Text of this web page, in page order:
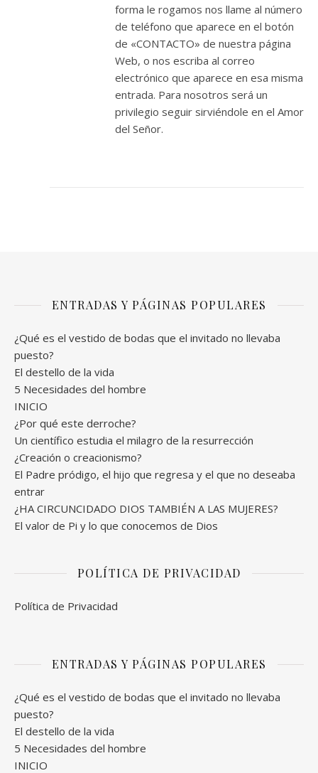
forma le rogamos nos llame al número
de teléfono que aparece en el botón
de «CONTACTO» de nuestra página
Web, o nos escriba al correo
electrónico que aparece en esa misma
entrada. Para nosotros será un
privilegio seguir sirviéndole en el Amor
del Señor.
ENTRADAS Y PÁGINAS POPULARES
¿Qué es el vestido de bodas que el invitado no llevaba
puesto?
El destello de la vida
5 Necesidades del hombre
INICIO
¿Por qué este derroche?
Un científico estudia el milagro de la resurrección
¿Creación o creacionismo?
El Padre pródigo, el hijo que regresa y el que no deseaba
entrar
¿HA CIRCUNCIDADO DIOS TAMBIÉN A LAS MUJERES?
El valor de Pi y lo que conocemos de Dios
POLÍTICA DE PRIVACIDAD
Política de Privacidad
ENTRADAS Y PÁGINAS POPULARES
¿Qué es el vestido de bodas que el invitado no llevaba
puesto?
El destello de la vida
5 Necesidades del hombre
INICIO